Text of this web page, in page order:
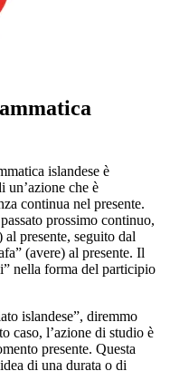
islandese è
un’azione che è
continua nel presente.
prossimo continuo,
presente, seguito dal
(avere) al presente. Il
nella forma del participio
islandese”, diremmo
caso, l’azione di studio è
presente. Questa
di una durata o di